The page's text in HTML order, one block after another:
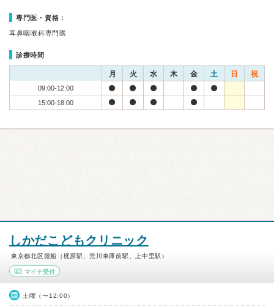
専門医・資格：
耳鼻咽喉科専門医
診療時間
月 火 水 木 金 土 日 祝
09:00-12:00
15:00-18:00
しかだこどもクリニック
東京都北区堀船（梶原駅、荒川車庫前駅、上中里駅）
マイナ受付
土曜（〜12:00）